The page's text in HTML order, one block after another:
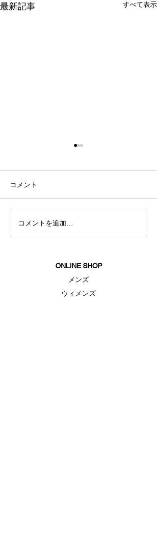
最新記事 すべて表示
秋冬新商品入荷
コメント
コメントを追加…
ONLINE SHOP
メンズ
ウィメンズ